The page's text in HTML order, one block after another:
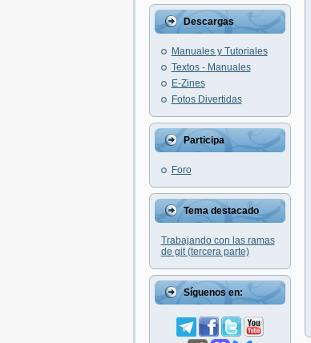
Descargas
Manuales y Tutoriales
Textos - Manuales
E-Zines
Fotos Divertidas
Participa
Foro
Tema destacado
Trabajando con las ramas
de git (tercera parte)
Síguenos en: